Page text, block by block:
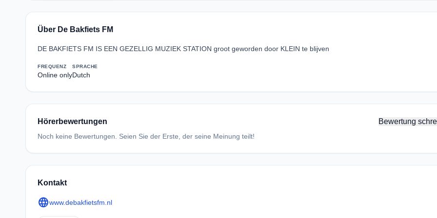
Über De Bakfiets FM
DE BAKFIETS FM IS EEN GEZELLIG MUZIEK STATION groot geworden door KLEIN te blijven
FREQUENZ
Online only
SPRACHE
Dutch
Hörerbewertungen Bewertung
Noch keine Bewertungen. Seien Sie der Erste, der seine Meinung teilt!
Kontakt
languagewww.debakfietsfm.nl